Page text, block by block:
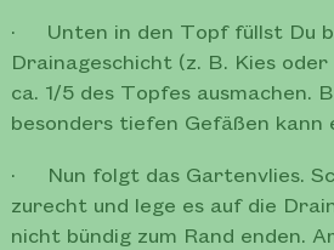
· Unten in den Topf füllst Du
Drainageschicht (z. B. Kies
ca. 1/5 des Topfes ausmachen.
besonders tiefen Gefäßen kann
· Nun folgt das Gartenvlies.
zurecht und lege es auf die
nicht bündig zum Rand enden.